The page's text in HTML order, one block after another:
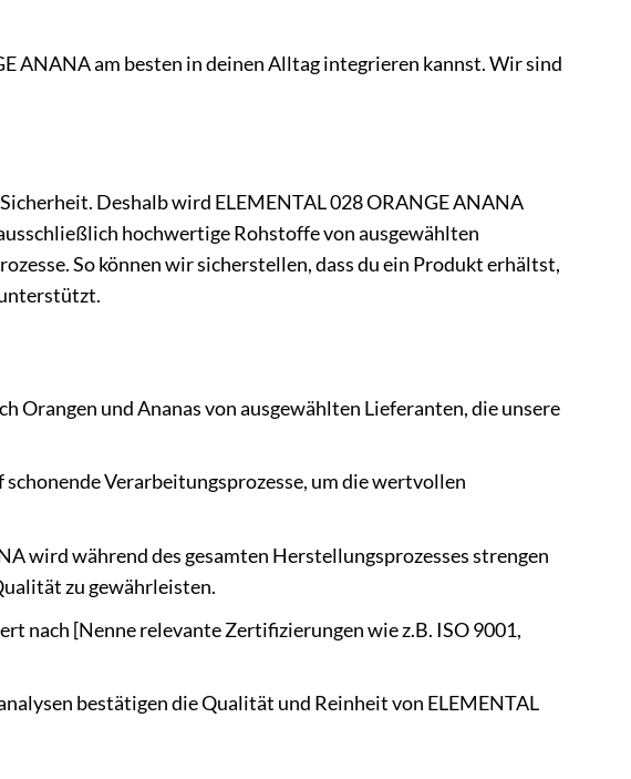
ANANA am besten in deinen Alltag integrieren kannst. Wir sind
Deshalb wird ELEMENTAL 028 ORANGE ANANA
hochwertige Rohstoffe von ausgewählten
So können wir sicherstellen, dass du ein Produkt erhältst,
Orangen und Ananas von ausgewählten Lieferanten, die unsere
Verarbeitungsprozesse, um die wertvollen
wird während des gesamten Herstellungsprozesses strengen
zu gewährleisten.
nach [Nenne relevante Zertifizierungen wie z.B. ISO 9001,
bestätigen die Qualität und Reinheit von ELEMENTAL